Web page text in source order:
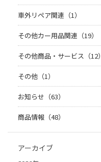
車外リペア関連（1）
その他カー用品関連（19）
その他商品・サービス（12）
その他（1）
お知らせ（63）
商品情報（48）
アーカイブ